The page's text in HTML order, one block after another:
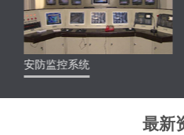
安防监控系统
最新